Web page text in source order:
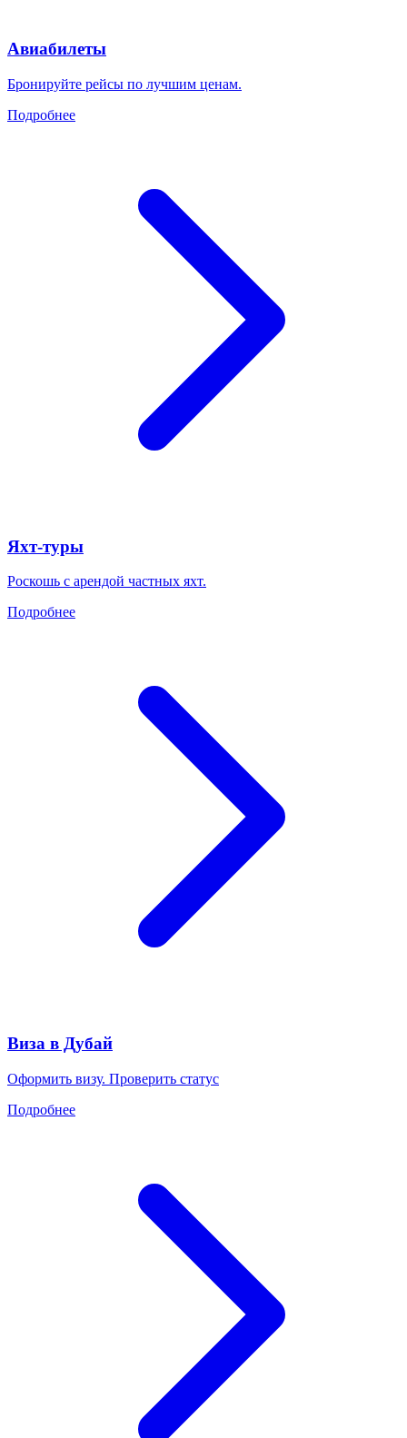
Авиабилеты
Бронируйте рейсы по лучшим ценам.
Подробнее
Яхт-туры
Роскошь с арендой частных яхт.
Подробнее
Виза в Дубай
Оформить визу. Проверить статус
Подробнее